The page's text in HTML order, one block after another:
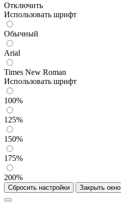
Отключить
Использовать шрифт
Обычный
Arial
Times New Roman
Использовать шрифт
100%
125%
150%
175%
200%
Сбросить настройки Закрыть окно